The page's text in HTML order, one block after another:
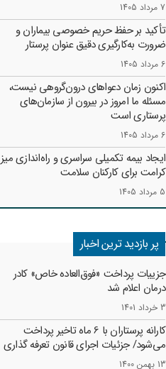
7 مرداد 1405
تأکید بر حفظ حریم خصوصی بیماران و
ضرورت به‌کارگیری دقیق عنوان پرستار
6 مرداد 1405
اکنون زمان دعواهای درون‌گروهی نیست،
مسئله ما امروز در بیرون از سازمان‌های
پرستاری است
6 مرداد 1405
ایجاد بیمه تکمیلی سراسری و راه‌اندازی میز
کرامت برای کارکنان سلامت
5 مرداد 1405
پر بازدید ترین اخبار
جزییات پرداخت «فوق‌العاده خاص» کادر
درمان اعلام شد
3 خرداد 1401
کارانه‌ پرستاران با 6 ماه تاخیر پرداخت
می‌شود/ جزئیات اجرای قانون تعرفه گذاری
13 بهمن 1400